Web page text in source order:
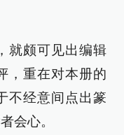
就颇可见出编辑
，重在对本册的
不经意间点出篆
会心。